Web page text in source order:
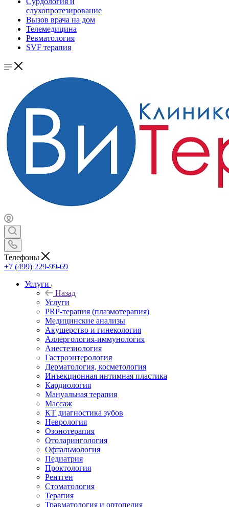
слухопротезирование
Вызов врача на дом
Телемедицина
Ревматология
SVF терапия
Телефоны
+7 (499) 229-99-69
Услуги
Назад
Услуги
PRP-терапия (плазмотерапия)
Медицинские анализы
Акушерство и гинекология
Аллергология-иммунология
Анестезиология
Гастроэнтерология
Дерматология, косметология
Инъекционная интимная пластика
Кардиология
Мануальная терапия
Массаж
КТ диагностика зубов
Неврология
Озонотерапия
Отоларингология
Офтальмология
Педиатрия
Проктология
Рентген
Стоматология
Терапия
Травматология и ортопедия